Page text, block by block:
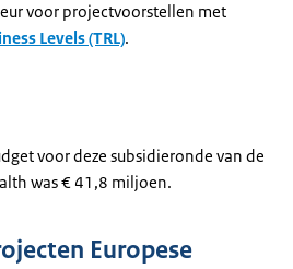
voor projectvoorstellen met
Levels (TRL).
voor deze subsidieronde van de
was € 41,8 miljoen.
Europese